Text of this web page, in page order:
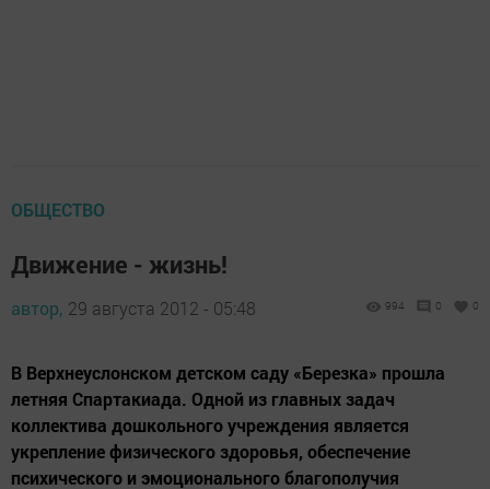
ОБЩЕСТВО
Движение - жизнь!
автор, 29 августа 2012 - 05:48 994 0 0
В Верхнеуслонском детском саду «Березка» прошла
летняя Спартакиада. Одной из главных задач
коллектива дошкольного учреждения является
укрепление физического здоровья, обеспечение
психического и эмоционального благополучия